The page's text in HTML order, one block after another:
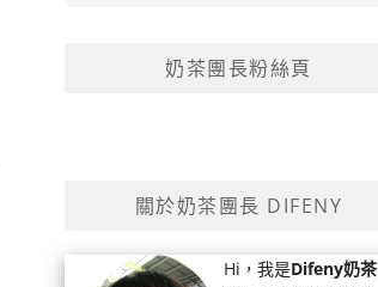
奶茶團長粉絲頁
關於奶茶團長 DIFENY
Hi，我是Difeny奶茶